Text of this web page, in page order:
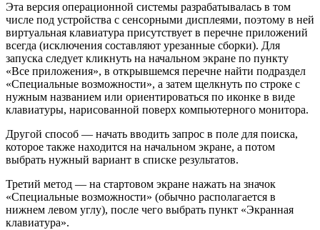
Эта версия операционной системы разрабатывалась в том
числе под устройства с сенсорными дисплеями, поэтому в ней
виртуальная клавиатура присутствует в перечне приложений
всегда (исключения составляют урезанные сборки). Для
запуска следует кликнуть на начальном экране по пункту
«Все приложения», в открывшемся перечне найти подраздел
«Специальные возможности», а затем щелкнуть по строке с
нужным названием или ориентироваться по иконке в виде
клавиатуры, нарисованной поверх компьютерного монитора.
Другой способ — начать вводить запрос в поле для поиска,
которое также находится на начальном экране, а потом
выбрать нужный вариант в списке результатов.
Третий метод — на стартовом экране нажать на значок
«Специальные возможности» (обычно располагается в
нижнем левом углу), после чего выбрать пункт «Экранная
клавиатура».